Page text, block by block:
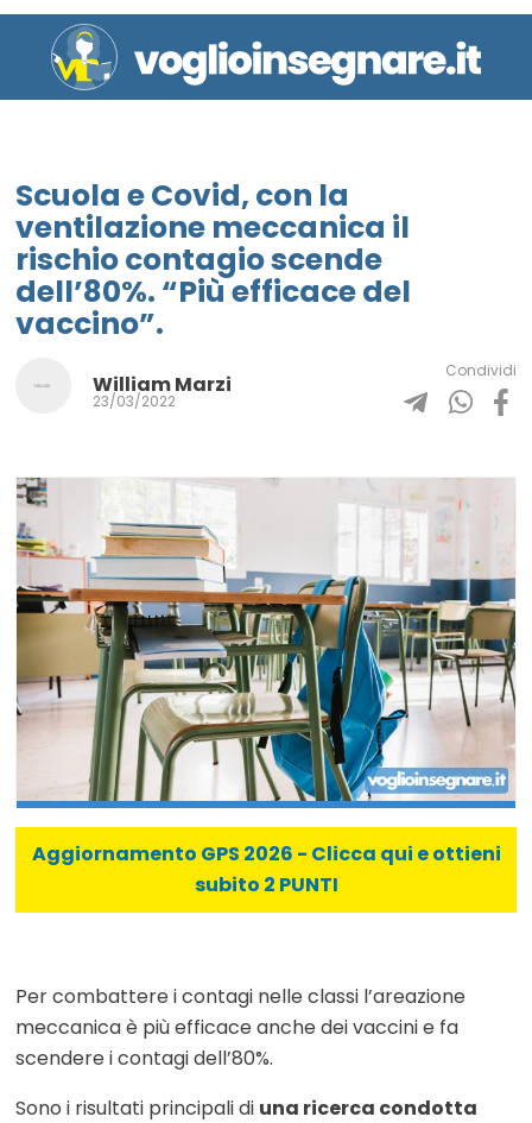
Scuola e Covid, con la
ventilazione meccanica il
rischio contagio scende
dell’80%. “Più efficace del
vaccino”.
William Marzi
23/03/2022
Condividi
Aggiornamento GPS 2026 - Clicca qui e ottieni
subito 2 PUNTI
Per combattere i contagi nelle classi l’areazione
meccanica è più efficace anche dei vaccini e fa
scendere i contagi dell’80%.
Sono i risultati principali di una ricerca condotta